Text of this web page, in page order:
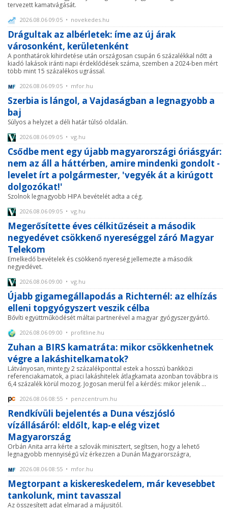
tervezett kamatvágását.
2026.08.06 09:05 • novekedes.hu
Drágultak az albérletek: íme az új árak
városonként, kerületenként
A ponthatárok kihirdetése után országosan csupán 6 százalékkal nőtt a
kiadó lakások iránti napi érdeklődések száma, szemben a 2024-ben mért
több mint 15 százalékos ugrással.
2026.08.06 09:05 • mfor.hu
Szerbia is lángol, a Vajdaságban a legnagyobb a
baj
Súlyos a helyzet a déli határ túlsó oldalán.
2026.08.06 09:05 • vg.hu
Csődbe ment egy újabb magyarországi óriásgyár:
nem az áll a háttérben, amire mindenki gondolt -
levelet írt a polgármester, 'vegyék át a kirúgott
dolgozókat!'
Szolnok legnagyobb HIPA bevételét adta a cég.
2026.08.06 09:05 • vg.hu
Megerősítette éves célkitűzéseit a második
negyedévet csökkenő nyereséggel záró Magyar
Telekom
Emelkedő bevételek és csökkenő nyereség jellemezte a második
negyedévet.
2026.08.06 09:00 • vg.hu
Újabb gigamegállapodás a Richternél: az elhízás
elleni topgyógyszert veszik célba
Bővíti együttműködését máltai partnerével a magyar gyógyszergyártó.
2026.08.06 09:00 • profitline.hu
Zuhan a BIRS kamatráta: mikor csökkenhetnek
végre a lakáshitelkamatok?
Látványosan, mintegy 2 százalékponttal estek a hosszú bankközi
referenciakamatok, a piaci lakáshitelek átlagkamata azonban továbbra is
6,4 százalék körül mozog. Jogosan merül fel a kérdés: mikor jelenik ...
2026.08.06 08:55 • penzcentrum.hu
Rendkívüli bejelentés a Duna vészjósló
vízállásáról: eldőlt, kap-e elég vizet
Magyarország
Orbán Anita arra kérte a szlovák minisztert, segítsen, hogy a lehető
legnagyobb mennyiségű víz érkezzen a Dunán Magyarországra,
2026.08.06 08:55 • mfor.hu
Megtorpant a kiskereskedelem, már kevesebbet
tankolunk, mint tavasszal
Az összesített adat elmarad a májusitól.